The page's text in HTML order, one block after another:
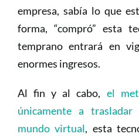
empresa, sabía lo que
forma, “compró” esta
temprano entrará en
enormes ingresos.
Al fin y al cabo, el
únicamente a
mundo virtual, esta